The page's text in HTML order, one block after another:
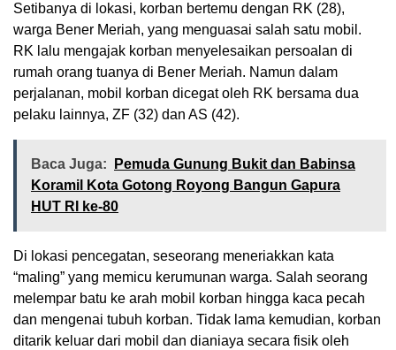
Setibanya di lokasi, korban bertemu dengan RK (28),
warga Bener Meriah, yang menguasai salah satu mobil.
RK lalu mengajak korban menyelesaikan persoalan di
rumah orang tuanya di Bener Meriah. Namun dalam
perjalanan, mobil korban dicegat oleh RK bersama dua
pelaku lainnya, ZF (32) dan AS (42).
Baca Juga:
Pemuda Gunung Bukit dan Babinsa
Koramil Kota Gotong Royong Bangun Gapura
HUT RI ke-80
Di lokasi pencegatan, seseorang meneriakkan kata
“maling” yang memicu kerumunan warga. Salah seorang
melempar batu ke arah mobil korban hingga kaca pecah
dan mengenai tubuh korban. Tidak lama kemudian, korban
ditarik keluar dari mobil dan dianiaya secara fisik oleh